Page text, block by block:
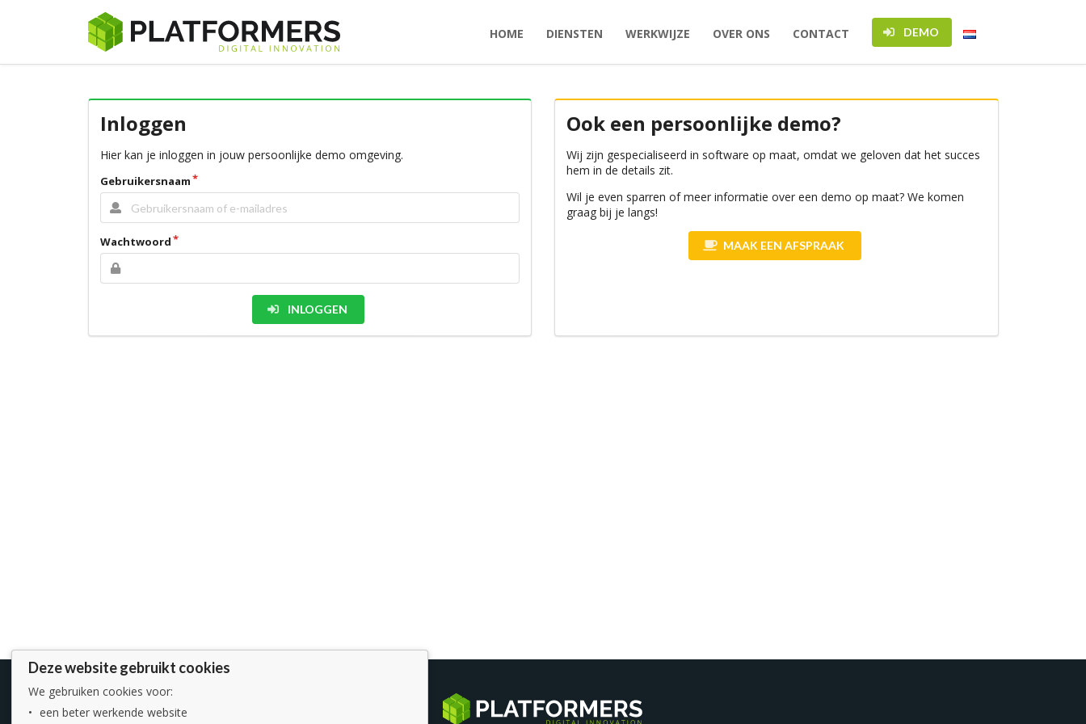
HOME DIENSTEN WERKWIJZE OVER ONS CONTACT DEMO
Inloggen
Hier kan je inloggen in jouw persoonlijke demo omgeving.
Gebruikersnaam
Wachtwoord
INLOGGEN
Ook een persoonlijke demo?
Wij zijn gespecialiseerd in software op maat, omdat we geloven dat het succes
hem in de details zit.
Wil je even sparren of meer informatie over een demo op maat? We komen
graag bij je langs!
MAAK EEN AFSPRAAK
Deze website gebruikt cookies
We gebruiken cookies voor:
een beter werkende website